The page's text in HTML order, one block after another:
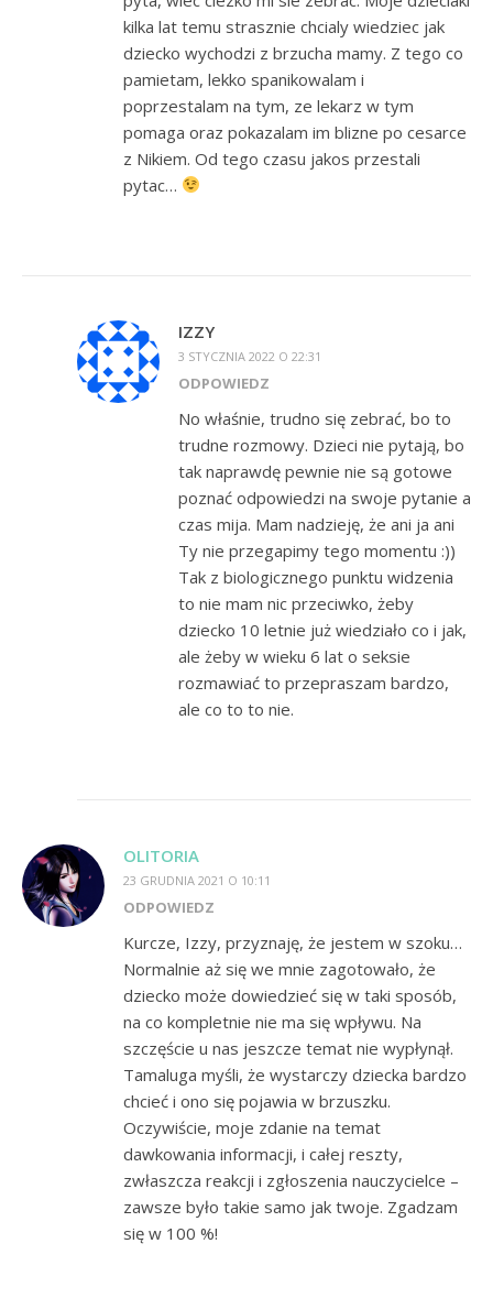
kilka lat temu strasznie chcialy wiedziec jak
dziecko wychodzi z brzucha mamy. Z tego co
pamietam, lekko spanikowalam i
poprzestalam na tym, ze lekarz w tym
pomaga oraz pokazalam im blizne po cesarce
z Nikiem. Od tego czasu jakos przestali
pytac…
IZZY
3 STYCZNIA 2022 O 22:31
ODPOWIEDZ
No właśnie, trudno się zebrać, bo to
trudne rozmowy. Dzieci nie pytają, bo
tak naprawdę pewnie nie są gotowe
poznać odpowiedzi na swoje pytanie a
czas mija. Mam nadzieję, że ani ja ani
Ty nie przegapimy tego momentu :))
Tak z biologicznego punktu widzenia
to nie mam nic przeciwko, żeby
dziecko 10 letnie już wiedziało co i jak,
ale żeby w wieku 6 lat o seksie
rozmawiać to przepraszam bardzo,
ale co to to nie.
OLITORIA
23 GRUDNIA 2021 O 10:11
ODPOWIEDZ
Kurcze, Izzy, przyznaję, że jestem w szoku…
Normalnie aż się we mnie zagotowało, że
dziecko może dowiedzieć się w taki sposób,
na co kompletnie nie ma się wpływu. Na
szczęście u nas jeszcze temat nie wypłynął.
Tamaluga myśli, że wystarczy dziecka bardzo
chcieć i ono się pojawia w brzuszku.
Oczywiście, moje zdanie na temat
dawkowania informacji, i całej reszty,
zwłaszcza reakcji i zgłoszenia nauczycielce –
zawsze było takie samo jak twoje. Zgadzam
się w 100 %!